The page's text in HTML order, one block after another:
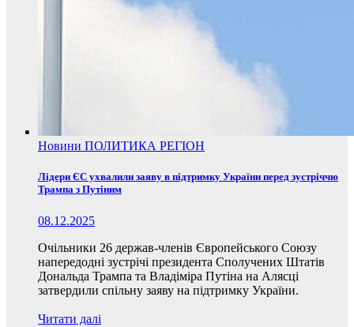
Новини ПОЛИТИКА РЕГІОН
Лідери ЄС ухвалили заяву в підтримку України перед зустріччю
Трампа з Путіним
08.12.2025
Очільники 26 держав-членів Європейського Союзу
напередодні зустрічі президента Сполучених Штатів
Дональда Трампа та Владіміра Путіна на Алясці
затвердили спільну заяву на підтримку України.
Читати далі